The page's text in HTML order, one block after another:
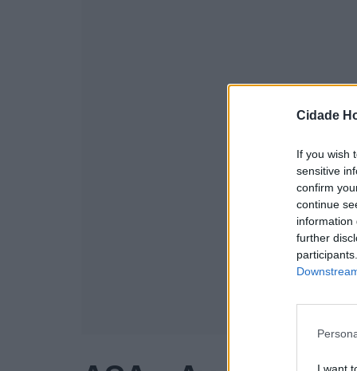
Cidade
If you wish
sensitive
confirm
continue
information
further